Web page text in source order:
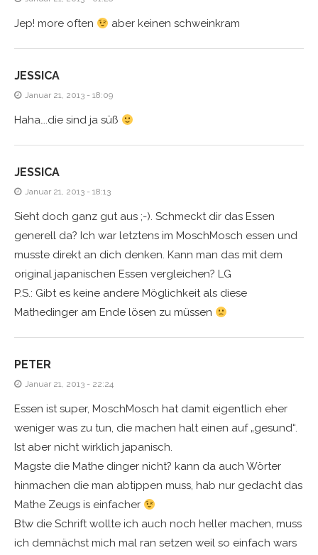
Jep! more often aber keinen schweinkram
JESSICA
Januar 21, 2013 - 18:09
Haha….die sind ja süß
JESSICA
Januar 21, 2013 - 18:13
Sieht doch ganz gut aus ;-). Schmeckt dir das Essen
generell da? Ich war letztens im MoschMosch essen und
musste direkt an dich denken. Kann man das mit dem
original japanischen Essen vergleichen? LG
P.S.: Gibt es keine andere Möglichkeit als diese
Mathedinger am Ende lösen zu müssen
PETER
Januar 21, 2013 - 22:24
Essen ist super, MoschMosch hat damit eigentlich eher
weniger was zu tun, die machen halt einen auf „gesund“.
Ist aber nicht wirklich japanisch.
Magste die Mathe dinger nicht? kann da auch Wörter
hinmachen die man abtippen muss, hab nur gedacht das
Mathe Zeugs is einfacher
Btw die Schrift wollte ich auch noch heller machen, muss
ich demnächst mich mal ran setzen weil so einfach wars